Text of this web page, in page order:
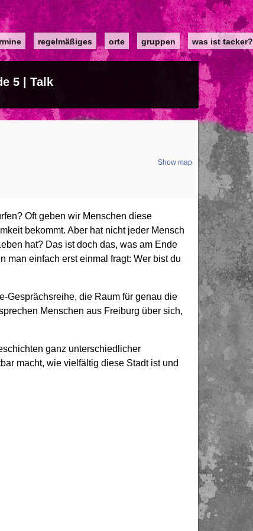
regelmäßiges orte gruppen was ist tacker?
5 | Talk
Show map
Oft geben wir Menschen diese
bekommt. Aber hat nicht jeder Mensch
hat? Das ist doch das, was am Ende
man einfach erst einmal fragt: Wer bist du
Gesprächsreihe, die Raum für genau die
Menschen aus Freiburg über sich,
ganz unterschiedlicher
macht, wie vielfältig diese Stadt ist und